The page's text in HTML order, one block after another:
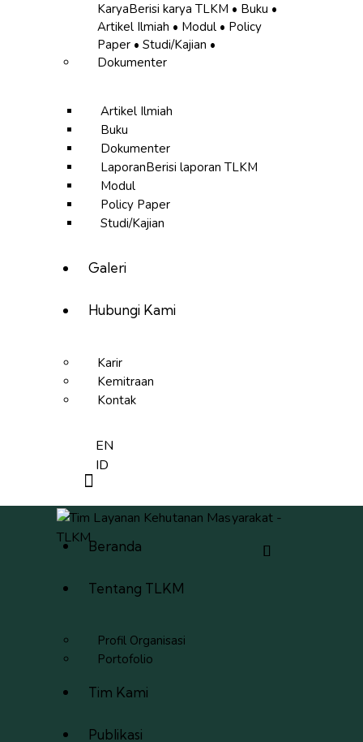
KaryaBerisi karya TLKM • Buku •
Artikel Ilmiah • Modul • Policy
Paper • Studi/Kajian •
Dokumenter
Artikel Ilmiah
Buku
Dokumenter
LaporanBerisi laporan TLKM
Modul
Policy Paper
Studi/Kajian
Galeri
Hubungi Kami
Karir
Kemitraan
Kontak
EN
ID
Beranda
Tentang TLKM
Profil Organisasi
Portofolio
Tim Kami
Publikasi